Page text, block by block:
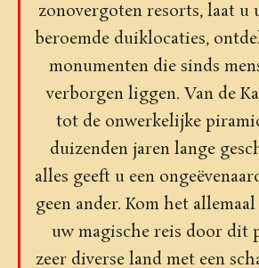
zonovergoten resorts, laat u
beroemde duiklocaties,
monumenten die sinds
verborgen liggen. Van de
tot de onwerkelijke
duizenden jaren lange
alles geeft u een
geen ander. Kom het
uw magische reis door dit
zeer diverse land met een